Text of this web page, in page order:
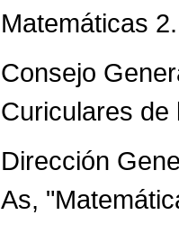
Matemáticas
Consejo
Curiculares de
Dirección
As,